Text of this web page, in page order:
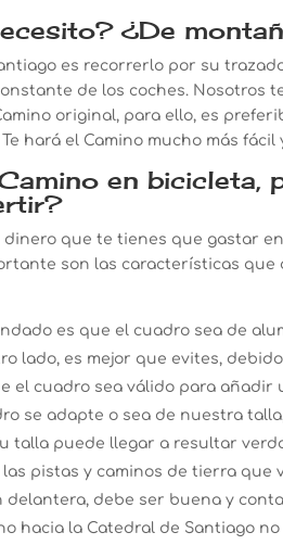
¿De
es recorrerlo por su
de los coches. Nosotros
original, para ello, es
hará el Camino mucho más fácil
en bicicleta,
dinero que te tienes que gastar
son las características
es que el cuadro sea de
lado, es mejor que evites,
el cuadro sea válido para añadir
se adapte o sea de nuestra
talla puede llegar a resultar
las pistas y caminos de tierra
delantera, debe ser buena y
hacia la Catedral de Santiago